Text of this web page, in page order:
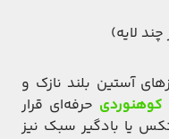
لایه)
آستین بلند نازک و
حرفه‌ای قرار
یا بادگیر سبک نیز